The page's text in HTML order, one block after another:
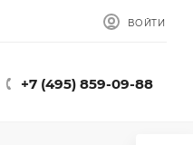
ВОЙТИ
+7 (495) 859-09-88